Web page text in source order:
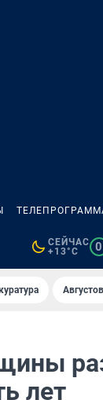
СЕЙЧАС
+13°C
0
лет